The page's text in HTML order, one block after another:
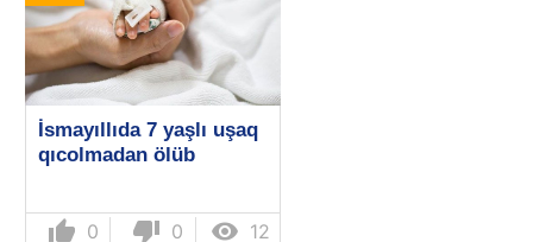
İsmayıllıda 7 yaşlı uşaq
qıcolmadan ölüb
thumb_up 0 thumb_down 0  12